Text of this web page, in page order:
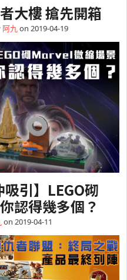
大樓 搶先開箱
阿九on 2019-04-19
吸引】LEGO砌
認得幾多個？
on 2019-04-11